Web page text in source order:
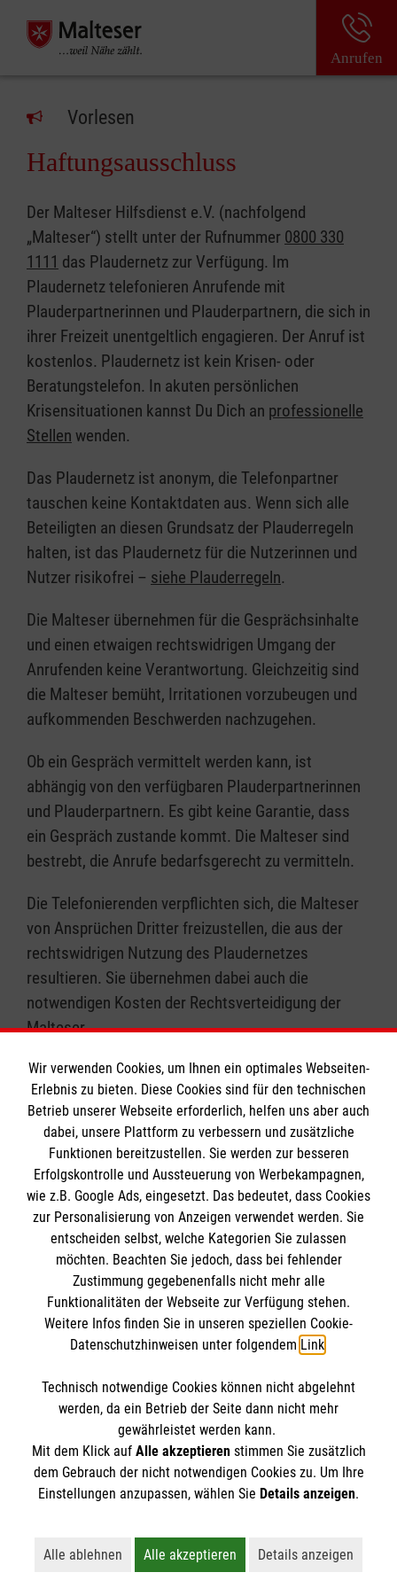
Anrufen
Vorlesen
Haftungsausschluss
Der Malteser Hilfsdienst e.V. (nachfolgend
„Malteser“) stellt unter der Rufnummer 0800 330
1111 das Plaudernetz zur Verfügung. Im
Plaudernetz telefonieren Anrufende mit
Plauderpartnerinnen und Plauderpartnern, die sich in
ihrer Freizeit unentgeltlich engagieren. Der Anruf ist
kostenlos. Plaudernetz ist kein Krisen- oder
Beratungstelefon. In akuten persönlichen
Krisensituationen kannst Du Dich an professionelle
Stellen wenden.
Das Plaudernetz ist anonym, die Telefonpartner
tauschen keine Kontaktdaten aus. Wenn sich alle
Beteiligten an diesen Grundsatz der Plauderregeln
halten, ist das Plaudernetz für die Nutzerinnen und
Nutzer risikofrei – siehe Plauderregeln.
Die Malteser übernehmen für die Gesprächsinhalte
und einen etwaigen rechtswidrigen Umgang der
Anrufenden keine Verantwortung. Gleichzeitig sind
die Malteser bemüht, Irritationen vorzubeugen und
aufkommenden Beschwerden nachzugehen.
Ob ein Gespräch vermittelt werden kann, ist
abhängig von den verfügbaren Plauderpartnerinnen
und Plauderpartnern. Es gibt keine Garantie, dass
ein Gespräch zustande kommt. Die Malteser sind
bestrebt, die Anrufe bedarfsgerecht zu vermitteln.
Die Telefonierenden verpflichten sich, die Malteser
von Ansprüchen Dritter freizustellen, die aus der
rechtswidrigen Nutzung des Plaudernetzes
resultieren. Sie übernehmen dabei auch die
notwendigen Kosten der Rechtsverteidigung der
Malteser.
Plauderregeln
Häufig gestellte Fragen
Haftungsausschluss
Plauderpartner werden
Anmelden und registrieren
Malteser in Deutschland
Cookies verwalten |Impressum|Datenschutz|
Kontakt
Wir verwenden Cookies, um Ihnen ein optimales Webseiten-
Erlebnis zu bieten. Diese Cookies sind für den technischen
Betrieb unserer Webseite erforderlich, helfen uns aber auch
dabei, unsere Plattform zu verbessern und zusätzliche
Funktionen bereitzustellen. Sie werden zur besseren
Erfolgskontrolle und Aussteuerung von Werbekampagnen,
wie z.B. Google Ads, eingesetzt. Das bedeutet, dass Cookies
zur Personalisierung von Anzeigen verwendet werden. Sie
entscheiden selbst, welche Kategorien Sie zulassen
möchten. Beachten Sie jedoch, dass bei fehlender
Zustimmung gegebenenfalls nicht mehr alle
Funktionalitäten der Webseite zur Verfügung stehen.
Weitere Infos finden Sie in unseren speziellen Cookie-
Datenschutzhinweisen unter folgendem Link.
Technisch notwendige Cookies können nicht abgelehnt
werden, da ein Betrieb der Seite dann nicht mehr
gewährleistet werden kann.
Mit dem Klick auf Alle akzeptierenstimmen Sie zusätzlich
dem Gebrauch der nicht notwendigen Cookies zu. Um Ihre
Einstellungen anzupassen, wählen Sie Details anzeigen.
Alle ablehnen
Lehnt alle nicht-essentiellen Cookies ab
Alle akzeptieren
Akzeptiert alle Cookies
Details anzeigen